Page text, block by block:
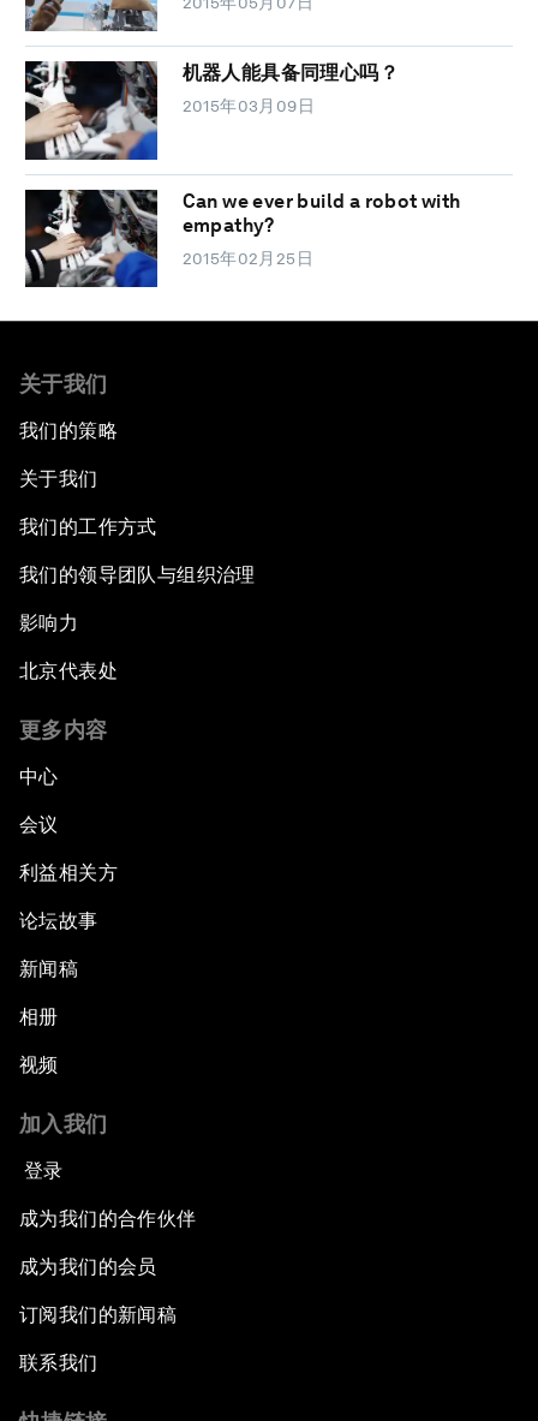
机器人能具备同理心吗？
2015年03月09日
Can we ever build a robot with
empathy?
2015年02月25日
关于我们
我们的策略
关于我们
我们的工作方式
我们的领导团队与组织治理
影响力
北京代表处
更多内容
中心
会议
利益相关方
论坛故事
新闻稿
相册
视频
加入我们
登录
成为我们的合作伙伴
成为我们的会员
订阅我们的新闻稿
联系我们